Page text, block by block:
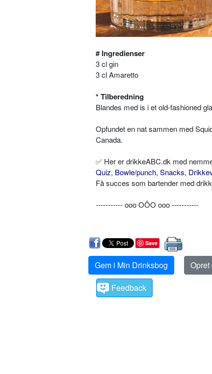
# Ingredienser
3 cl gin
3 cl Amaretto
* Tilberedning
Blandes med is i et old-fashioned
Opfundet en nat sammen med
Canada.
✅ Her er drikkeABC.dk med
Quiz, Bowle/punch, Snacks,
Få succes som bartender med
----------- ooo OÔO ooo -----------
Save
Gem i Min Drinksbog
Feedback